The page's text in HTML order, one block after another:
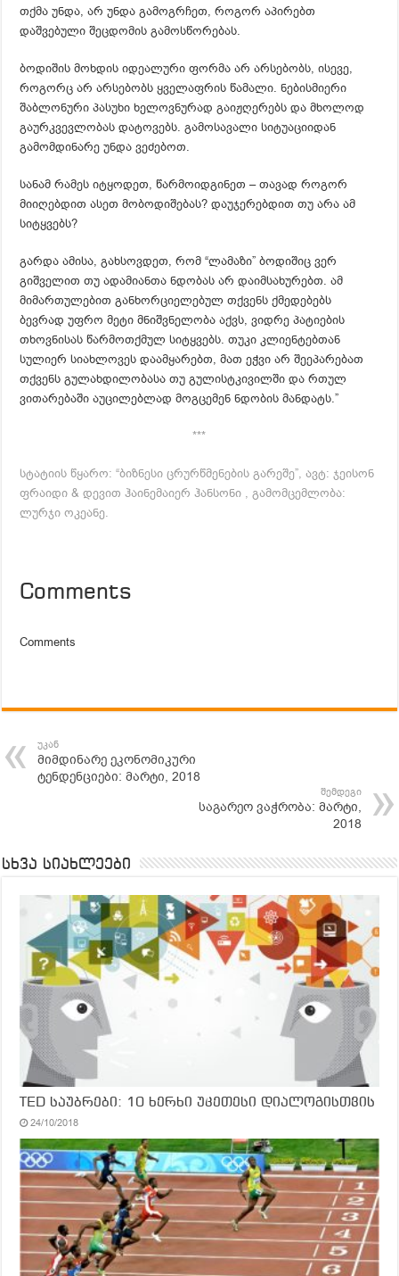
თქმა უნდა, არ უნდა გამოგრჩეთ, როგორ აპირებთ
დაშვებული შეცდომის გამოსწორებას.
ბოდიშის მოხდის იდეალური ფორმა არ არსებობს, ისევე,
როგორც არ არსებობს ყველაფრის წამალი. ნებისმიერი
შაბლონური პასუხი ხელოვნურად გაიჟღერებს და მხოლოდ
გაურკვევლობას დატოვებს. გამოსავალი სიტუაციიდან
გამომდინარე უნდა ვეძებოთ.
სანამ რამეს იტყოდეთ, წარმოიდგინეთ – თავად როგორ
მიიღებდით ასეთ მობოდიშებას? დაუჯერებდით თუ არა ამ
სიტყვებს?
გარდა ამისა, გახსოვდეთ, რომ “ლამაზი” ბოდიშიც ვერ
გიშველით თუ ადამიანთა ნდობას არ დაიმსახურებთ. ამ
მიმართულებით განხორციელებულ თქვენს ქმედებებს
ბევრად უფრო მეტი მნიშვნელობა აქვს, ვიდრე პატიების
თხოვნისას წარმოთქმულ სიტყვებს. თუკი კლიენტებთან
სულიერ სიახლოვეს დაამყარებთ, მათ ეჭვი არ შეეპარებათ
თქვენს გულახდილობასა თუ გულისტკივილში და რთულ
ვითარებაში აუცილებლად მოგცემენ ნდობის მანდატს.”
***
სტატიის წყარო: “ბიზნესი ცრურწმენების გარეშე”, ავტ: ჯეისონ
ფრაიდი & დევით ჰაინემაიერ ჰანსონი , გამომცემლობა:
ლურჯი ოკეანე.
Comments
Comments
უკან
მიმდინარე ეკონომიკური
ტენდენციები: მარტი, 2018
შემდეგი
საგარეო ვაჭრობა: მარტი,
2018
სხვა სიახლეები
TED საუბრები: 10 ხერხი უკეთესი დიალოგისთვის
24/10/2018